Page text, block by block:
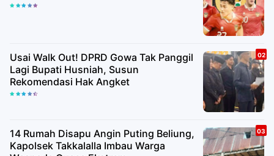
Usai Walk Out! DPRD Gowa Tak Panggil
Lagi Bupati Husniah, Susun
Rekomendasi Hak Angket
14 Rumah Disapu Angin Puting Beliung,
Kapolsek Takkalalla Imbau Warga